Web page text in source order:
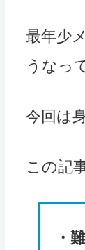
最年少
うなっ
今回は
この記
・